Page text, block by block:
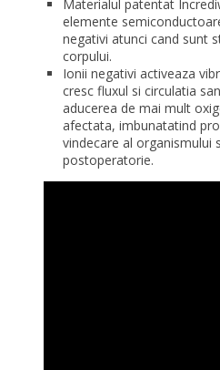
Materialul patentat
elemente
negativi atunci cand sunt
corpului.
Ionii negativi activeaza
cresc fluxul si circulatia
aducerea de mai mult
afectata, imbunatatind
vindecare al organismului
postoperatorie.